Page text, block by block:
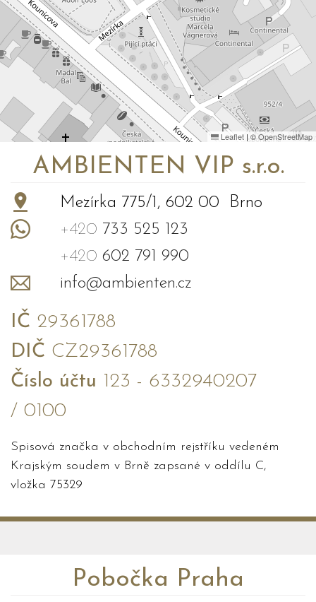
Leaflet | ©OpenStreetMap
AMBIENTEN VIP s.r.o.
Mezírka 775/1, 602 00 Brno
+420 733 525 123
+420 602 791 990
info@ambienten.cz
IČ 29361788
DIČ CZ29361788
Číslo účtu 123 - 6332940207
/ 0100
Spisová značka v obchodním rejstříku vedeném
Krajským soudem v Brně zapsané v oddílu C,
vložka 75329
Pobočka Praha